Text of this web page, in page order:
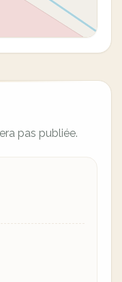
pas publiée.